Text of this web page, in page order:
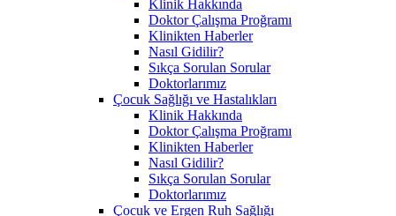
Klinik Hakkında
Doktor Çalışma Proğramı
Klinikten Haberler
Nasıl Gidilir?
Sıkça Sorulan Sorular
Doktorlarımız
Çocuk Sağlığı ve Hastalıkları
Klinik Hakkında
Doktor Çalışma Proğramı
Klinikten Haberler
Nasıl Gidilir?
Sıkça Sorulan Sorular
Doktorlarımız
Çocuk ve Ergen Ruh Sağlığı